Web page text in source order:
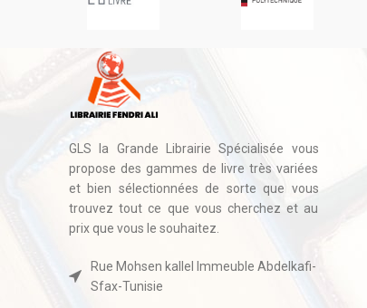
GLS la Grande Librairie Spécialisée vous
propose des gammes de livre très variées
et bien sélectionnées de sorte que vous
trouvez tout ce que vous cherchez et au
prix que vous le souhaitez.
Rue Mohsen kallel Immeuble Abdelkafi-
Sfax-Tunisie